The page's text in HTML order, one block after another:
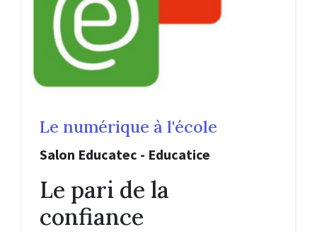
Le numérique à l'école
Salon Educatec - Educatice
Le pari de la
confiance